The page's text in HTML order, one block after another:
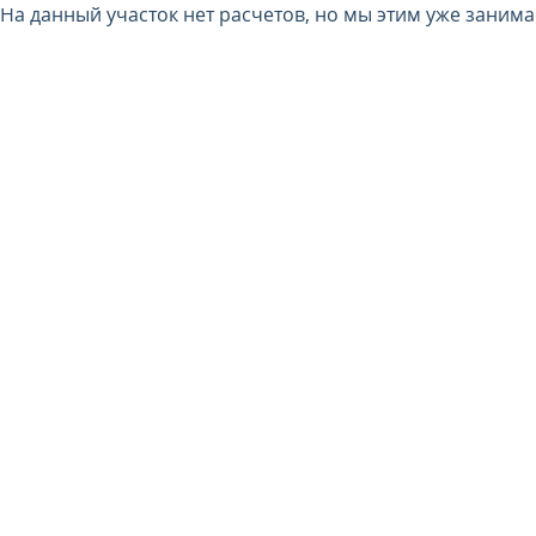
На данный участок нет расчетов, но мы этим уже